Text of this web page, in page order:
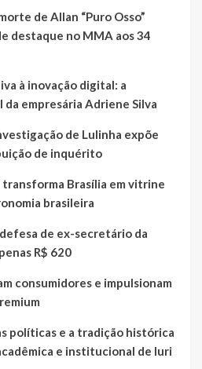
de Allan “Puro Osso”
destaque no MMA aos 34
à inovação digital: a
empresária Adriene Silva
de Lulinha expõe
de inquérito
Brasília em vitrine
brasileira
de ex-secretário da
R$ 620
consumidores e impulsionam
políticas e a tradição histórica
e institucional de Iuri